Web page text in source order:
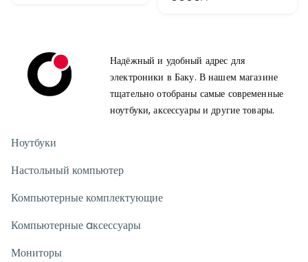
Надёжный и удобный адрес для
электроники в Баку. В нашем магазине
тщательно отобраны самые современные
ноутбуки, аксессуары и другие товары.
Ноутбуки
Настольный компьютер
Компьютерные комплектующие
Компьютерные aксессуары
Мониторы